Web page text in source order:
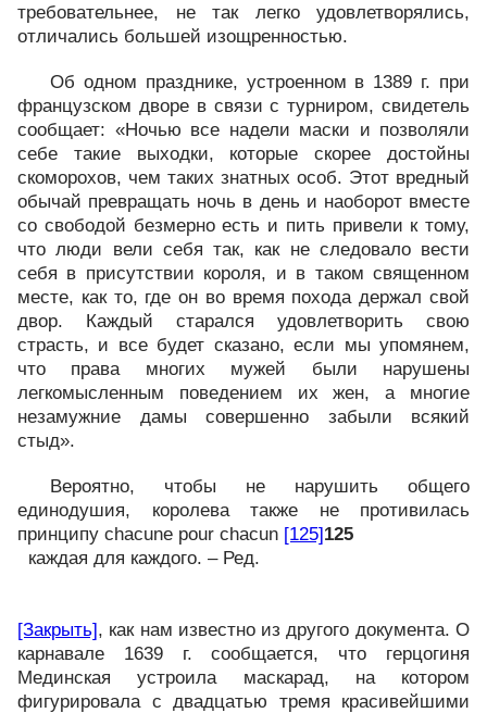
требовательнее, не так легко удовлетворялись,
отличались большей изощренностью.
Об одном празднике, устроенном в 1389 г. при
французском дворе в связи с турниром, свидетель
сообщает: «Ночью все надели маски и позволяли
себе такие выходки, которые скорее достойны
скоморохов, чем таких знатных особ. Этот вредный
обычай превращать ночь в день и наоборот вместе
со свободой безмерно есть и пить привели к тому,
что люди вели себя так, как не следовало вести
себя в присутствии короля, и в таком священном
месте, как то, где он во время похода держал свой
двор. Каждый старался удовлетворить свою
страсть, и все будет сказано, если мы упомянем,
что права многих мужей были нарушены
легкомысленным поведением их жен, а многие
незамужние дамы совершенно забыли всякий
стыд».
Вероятно, чтобы не нарушить общего
единодушия, королева также не противилась
принципу chacune pour chacun [125]125
каждая для каждого. – Ред.
[Закрыть], как нам известно из другого документа. О
карнавале 1639 г. сообщается, что герцогиня
Мединская устроила маскарад, на котором
фигурировала с двадцатью тремя красивейшими